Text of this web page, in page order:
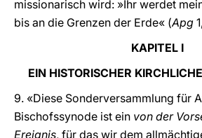
missionarisch wird: »Ihr werdet
bis an die Grenzen der Erde« (Apg
KAPITEL I
EIN HISTORISCHER
9. «Diese Sonderversammlung für
Bischofssynode ist ein von der
Ereignis, für das wir dem